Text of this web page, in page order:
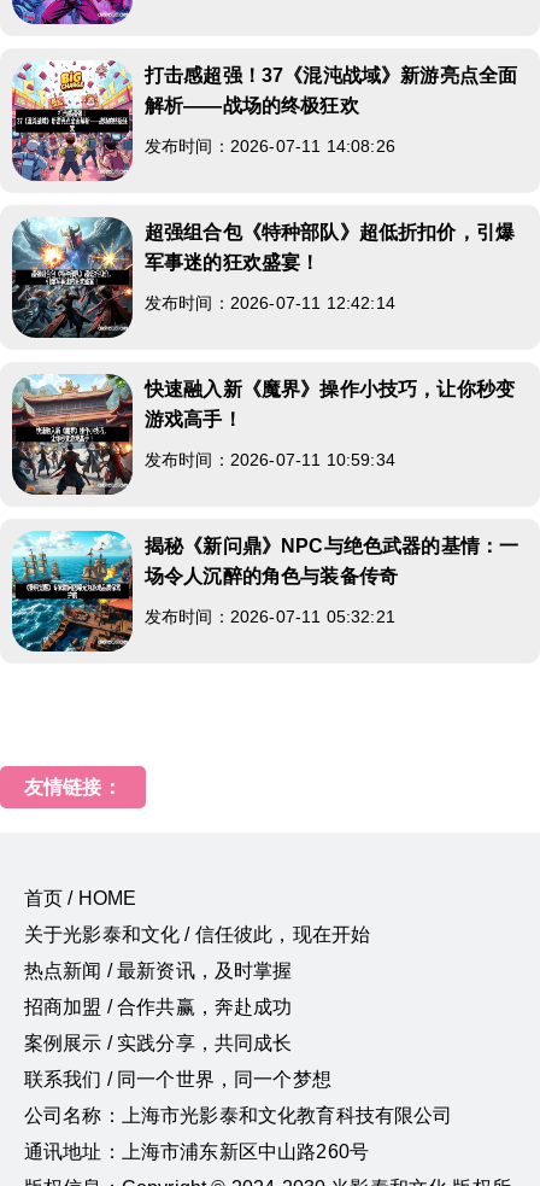
打击感超强！37《混沌战域》新游亮点全面
解析——战场的终极狂欢
发布时间：2026-07-11 14:08:26
超强组合包《特种部队》超低折扣价，引爆
军事迷的狂欢盛宴！
发布时间：2026-07-11 12:42:14
快速融入新《魔界》操作小技巧，让你秒变
游戏高手！
发布时间：2026-07-11 10:59:34
揭秘《新问鼎》NPC与绝色武器的基情：一
场令人沉醉的角色与装备传奇
发布时间：2026-07-11 05:32:21
友情链接：
首页 / HOME
关于光影泰和文化 / 信任彼此，现在开始
热点新闻 / 最新资讯，及时掌握
招商加盟 / 合作共赢，奔赴成功
案例展示 / 实践分享，共同成长
联系我们 / 同一个世界，同一个梦想
公司名称：上海市光影泰和文化教育科技有限公司
通讯地址：上海市浦东新区中山路260号